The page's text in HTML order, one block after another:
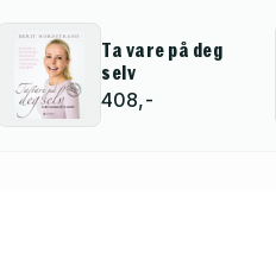
Ta vare på deg
selv
408,-